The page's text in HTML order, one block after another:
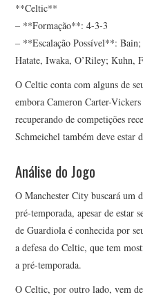
**Celtic**
– **Formação**: 4-3-3
– **Escalação Possível**:
Hatate, Iwaka, O’Riley; Kuhn,
O Celtic conta com alguns de
embora Cameron Carter-
recuperando de competições
Schmeichel também deve estar
Análise do Jogo
O Manchester City buscará um
pré-temporada, apesar de estar
de Guardiola é conhecida por
a defesa do Celtic, que tem
a pré-temporada.
O Celtic, por outro lado, vem